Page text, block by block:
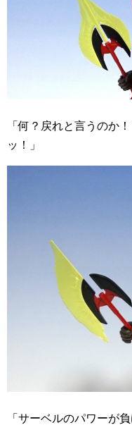
「何？戻れと言うのか
ッ！」
「サーベルのパワーが